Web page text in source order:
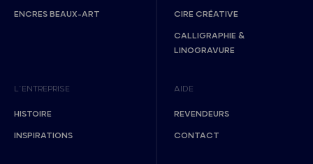
ENCRES BEAUX-ART CIRE CRÉATIVE
CALLIGRAPHIE &
LINOGRAVURE
L’ENTREPRISE
HISTOIRE
INSPIRATIONS
AIDE
REVENDEURS
CONTACT